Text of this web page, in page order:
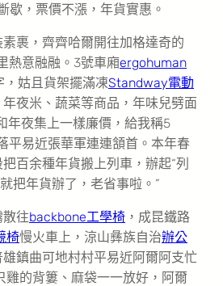
，票價不漲，年貨實惠。
，齊齊哈爾開往加格達奇的
熱意融融。3號車廂ergohuman
，姑且貨架擺滿凍Standway電動
夜米、蔬菜等商品，年味兒劈面
年夜集上一樣廉價，給我稱5
平易近張華軍連連頷首。本年春
百余種年貨搬上列車，辦起“列
把年貨辦了，老省事啦。”
往backbone工學椅 ，成昆鐵路
椅慢火車上，涼山彝族自治辦公
鎮曲可地村村平易近阿爾阿支忙
的背簍、麻袋一一放好，阿爾